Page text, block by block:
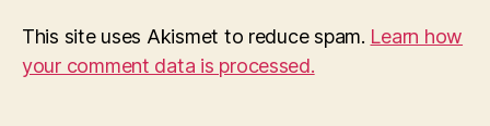
This site uses Akismet to reduce spam. Learn how
your comment data is processed.